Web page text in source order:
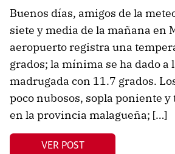
Buenos días, amigos de la
siete y media de la mañana en
aeropuerto registra una
grados; la mínima se ha dado a
madrugada con 11.7 grados.
poco nubosos, sopla poniente
en la provincia malagueña; […]
VER POST